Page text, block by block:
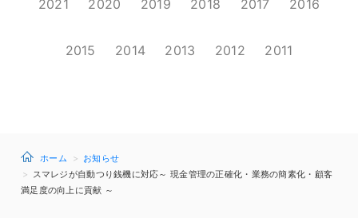
2021 2020 2019 2018 2017 2016
2015 2014 2013 2012 2011
ホーム
お知らせ
スマレジが自動つり銭機に対応～ 現金管理の正確化・業務の簡素化・顧客
満足度の向上に貢献 ～